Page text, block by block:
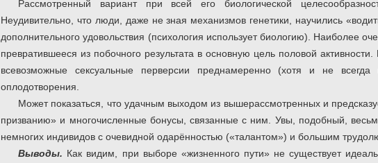
Рассмотренный вариант при всей его биологической
Неудивительно, что люди, даже не зная механизмов генетики, научились
дополнительного удовольствия (психология использует биологию). Наиболее
превратившееся из побочного результата в основную цель половой
всевозможные сексуальные перверсии преднамеренно (хотя и не всегда
оплодотворения.
Может показаться, что удачным выходом из вышерассмотренных и
призванию» и многочисленные бонусы, связанные с ним. Увы, подобный,
немногих индивидов с очевидной одарённостью («талантом») и большим
Выводы. Как видим, при выборе «жизненного пути» не существует